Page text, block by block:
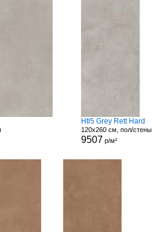
Htl5 Grey Rett Hard
120x260 см, пол/стены
9507 р/м²